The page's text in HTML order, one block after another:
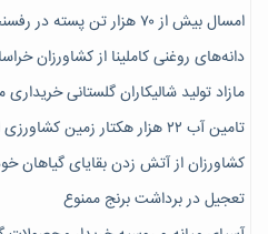
امسال بیش از ۷۰ هزار تن پسته در رفسنجان برداشت می‌شود
دانه‌های روغنی کاملینا از کشاورزان
مازاد تولید شالیکاران گلستانی
تامین آب ۲۲ هزار هکتار زمین کشاورزی از طریق سدهای خراسان شمالی
کشاورزان از آتش زدن بقایای گیاهان
تعجیل در برداشت برنج ممنوع